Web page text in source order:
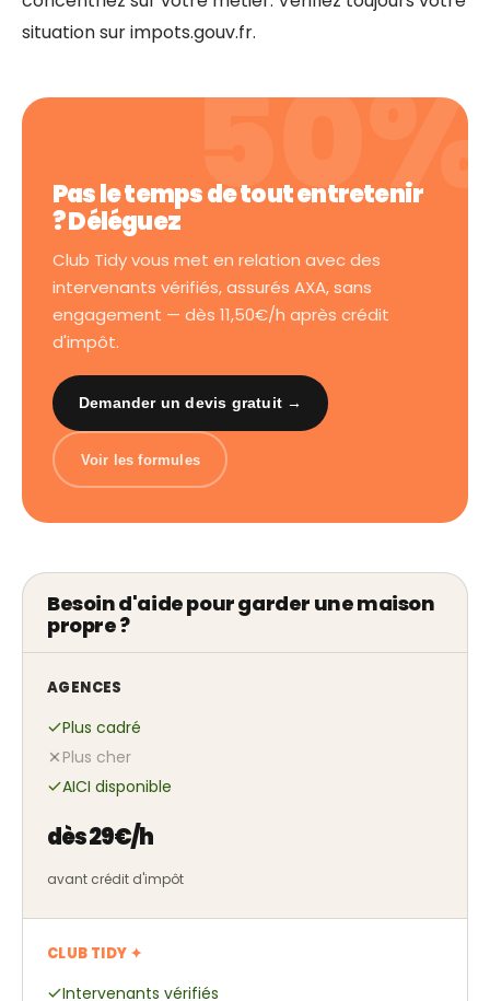
situation sur impots.gouv.fr.
Pas le temps de tout entretenir
? Déléguez
Club Tidy vous met en relation avec des
intervenants vérifiés, assurés AXA, sans
engagement — dès 11,50€/h après crédit
d'impôt.
Demander un devis gratuit →
Voir les formules
Besoin d'aide pour garder une maison
propre ?
AGENCES
Plus cadré
Plus cher
AICI disponible
dès 29€/h
avant crédit d'impôt
CLUB TIDY ✦
Intervenants vérifiés